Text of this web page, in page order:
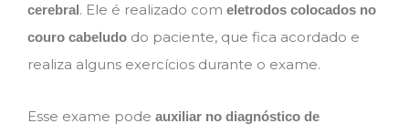
cerebral. Ele é realizado com eletrodos colocados no
couro cabeludo do paciente, que fica acordado e
realiza alguns exercícios durante o exame.
Esse exame pode auxiliar no diagnóstico de